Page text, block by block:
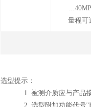
量程可
选型提示：
1. 被测介质应与产品接
2. 选型附加功能代号"E”